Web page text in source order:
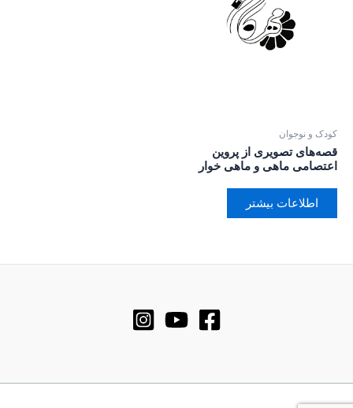
کودک و نوجوان
قصه‌های تصویری از پروین
اعتصامی ماهی و ماهی خوار
اطلاعات بیشتر